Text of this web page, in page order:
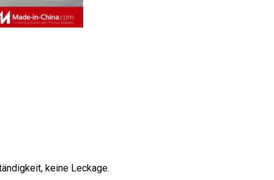
keine Leckage.